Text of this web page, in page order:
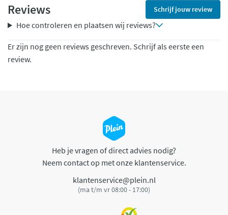
Reviews Schrijf jouw review
Hoe controleren en plaatsen wij reviews?
Er zijn nog geen reviews geschreven. Schrijf als eerste een
review.
Heb je vragen of direct advies nodig?
Neem contact op met onze klantenservice.
klantenservice@plein.nl
(ma t/m vr 08:00 - 17:00)